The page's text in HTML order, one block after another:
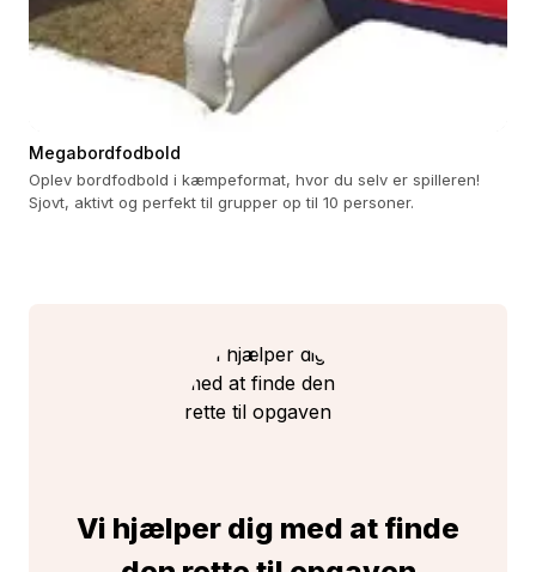
Megabordfodbold
Oplev bordfodbold i kæmpeformat, hvor du selv er spilleren!
Sjovt, aktivt og perfekt til grupper op til 10 personer.
Vi hjælper dig med at finde